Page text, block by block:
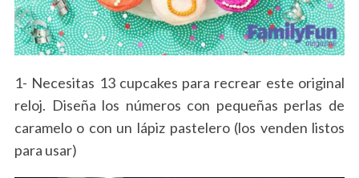
1- Necesitas 13 cupcakes para recrear este original
reloj. Diseña los números con pequeñas perlas de
caramelo o con un lápiz pastelero (los venden listos
para usar)